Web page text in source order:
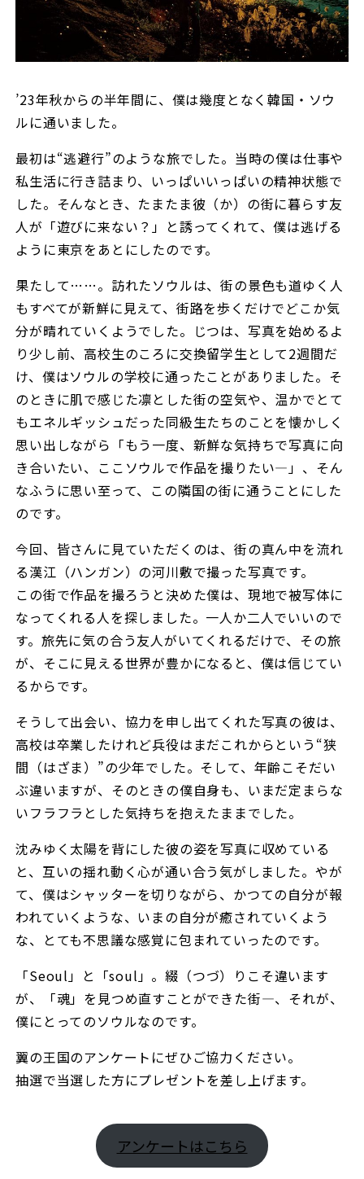
’23年秋からの半年間に、僕は幾度となく韓国・ソウ
ルに通いました。
最初は“逃避行”のような旅でした。当時の僕は仕事や
私生活に行き詰まり、いっぱいいっぱいの精神状態で
した。そんなとき、たまたま彼（か）の街に暮らす友
人が「遊びに来ない？」と誘ってくれて、僕は逃げる
ように東京をあとにしたのです。
果たして……。訪れたソウルは、街の景色も道ゆく人
もすべてが新鮮に見えて、街路を歩くだけでどこか気
分が晴れていくようでした。じつは、写真を始めるよ
り少し前、高校生のころに交換留学生として2週間だ
け、僕はソウルの学校に通ったことがありました。そ
のときに肌で感じた凛とした街の空気や、温かでとて
もエネルギッシュだった同級生たちのことを懐かしく
思い出しながら「もう一度、新鮮な気持ちで写真に向
き合いたい、ここソウルで作品を撮りたい―」、そん
なふうに思い至って、この隣国の街に通うことにした
のです。
今回、皆さんに見ていただくのは、街の真ん中を流れ
る漢江（ハンガン）の河川敷で撮った写真です。
この街で作品を撮ろうと決めた僕は、現地で被写体に
なってくれる人を探しました。一人か二人でいいので
す。旅先に気の合う友人がいてくれるだけで、その旅
が、そこに見える世界が豊かになると、僕は信じてい
るからです。
そうして出会い、協力を申し出てくれた写真の彼は、
高校は卒業したけれど兵役はまだこれからという“狭
間（はざま）”の少年でした。そして、年齢こそだい
ぶ違いますが、そのときの僕自身も、いまだ定まらな
いフラフラとした気持ちを抱えたままでした。
沈みゆく太陽を背にした彼の姿を写真に収めている
と、互いの揺れ動く心が通い合う気がしました。やが
て、僕はシャッターを切りながら、かつての自分が報
われていくような、いまの自分が癒されていくよう
な、とても不思議な感覚に包まれていったのです。
「Seoul」と「soul」。綴（つづ）りこそ違います
が、「魂」を見つめ直すことができた街―、それが、
僕にとってのソウルなのです。
翼の王国のアンケートにぜひご協力ください。
抽選で当選した方にプレゼントを差し上げます。
アンケートはこちら